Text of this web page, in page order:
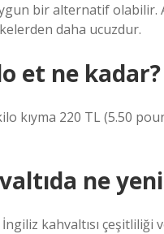
bir alternatif olabilir.
daha ucuzdur.
et ne kadar?
kıyma 220 TL (5.50
ne
İngiliz kahvaltısı